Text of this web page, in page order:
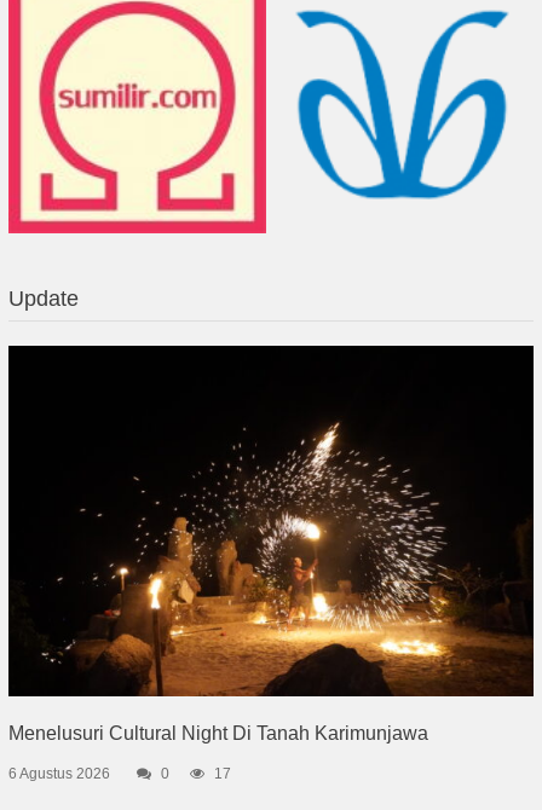
Update
Menelusuri Cultural Night Di Tanah Karimunjawa
6 Agustus 2026 0 17